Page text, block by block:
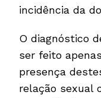
incidência da
O diagnóstico
ser feito
presença
relação sexual